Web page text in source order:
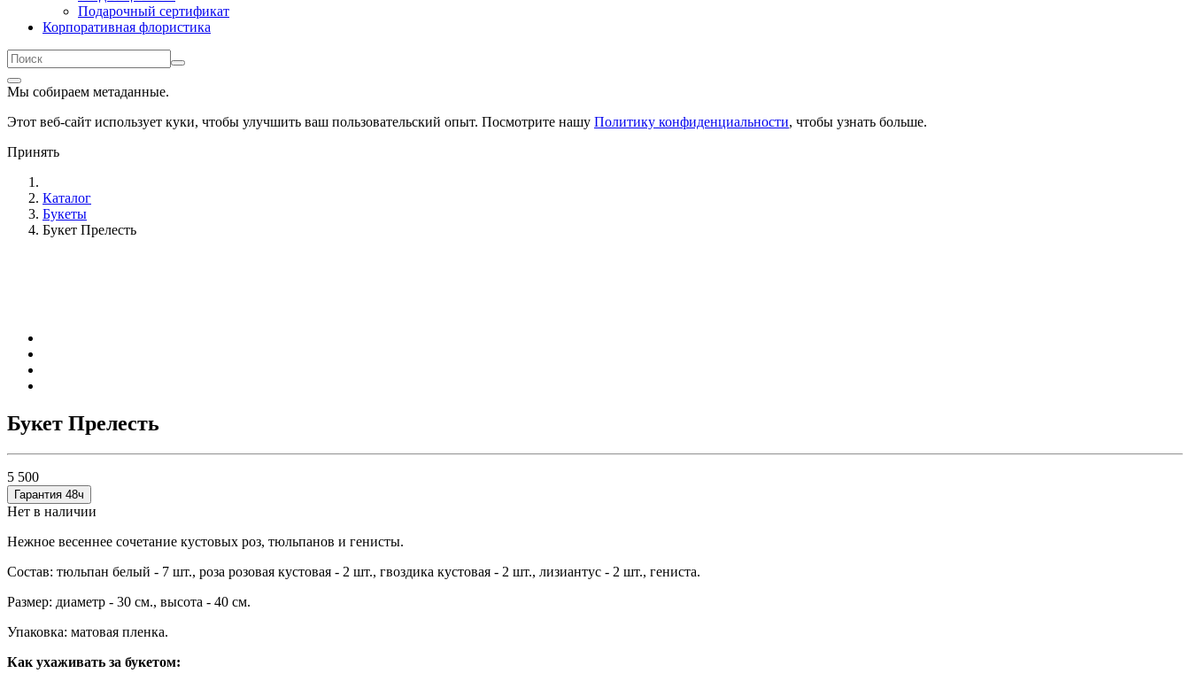
Подарочный сертификат
Корпоративная флористика
Мы собираем метаданные.
Этот веб-сайт использует куки, чтобы улучшить ваш пользовательский опыт. Посмотрите нашу Политику конфиденциальности, чтобы узнать больше.
Принять
Каталог
Букеты
Букет Прелесть
Букет Прелесть
5 500
Гарантия 48ч
Нет в наличии
Нежное весеннее сочетание кустовых роз, тюльпанов и генисты.
Состав: тюльпан белый - 7 шт., роза розовая кустовая - 2 шт., гвоздика кустовая - 2 шт., лизиантус - 2 шт., гениста.
Размер: диаметр - 30 см., высота - 40 см.
Упаковка: матовая пленка.
Как ухаживать за букетом: